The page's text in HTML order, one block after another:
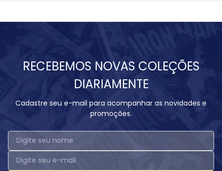
RECEBEMOS NOVAS COLEÇÕES
DIARIAMENTE
Cadastre seu e-mail para acompanhar as novidades e
promoções.